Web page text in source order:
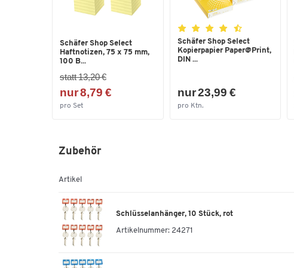
Schäfer Shop Select
Haftnotizen, 75 x 75 mm,
100 B...
statt 13,20 €
nur 8,79 €
pro Set
Schäfer Shop Select
Kopierpapier Paper@Print,
DIN ...
nur 23,99 €
pro Ktn.
Zubehör
Artikel
Schlüsselanhänger, 10 Stück, rot
Artikelnummer: 24271